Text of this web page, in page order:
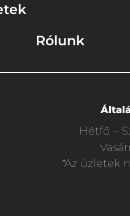
Rólunk
Hétfő –
*Az üzletek